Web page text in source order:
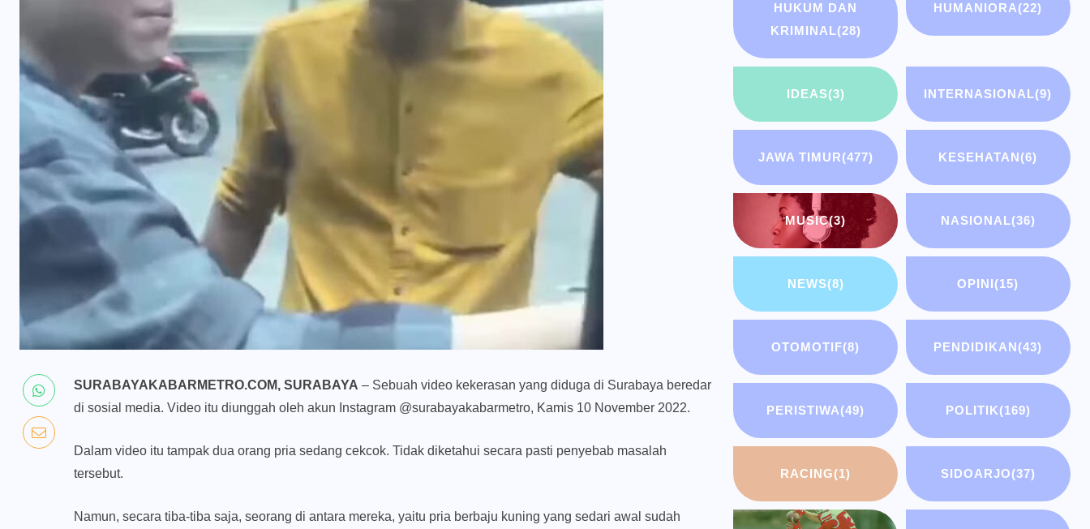
SURABAYAKABARMETRO.COM, SURABAYA – Sebuah video kekerasan yang diduga di Surabaya beredar
di sosial media. Video itu diunggah oleh akun Instagram @surabayakabarmetro, Kamis 10 November 2022.
Dalam video itu tampak dua orang pria sedang cekcok. Tidak diketahui secara pasti penyebab masalah
tersebut.
Namun, secara tiba-tiba saja, seorang di antara mereka, yaitu pria berbaju kuning yang sedari awal sudah
HUKUM DAN
KRIMINAL(28)
HUMANIORA(22)
IDEAS(3) INTERNASIONAL(9)
JAWA TIMUR(477) KESEHATAN(6)
MUSIC(3) NASIONAL(36)
NEWS(8) OPINI(15)
OTOMOTIF(8) PENDIDIKAN(43)
PERISTIWA(49) POLITIK(169)
RACING(1) SIDOARJO(37)